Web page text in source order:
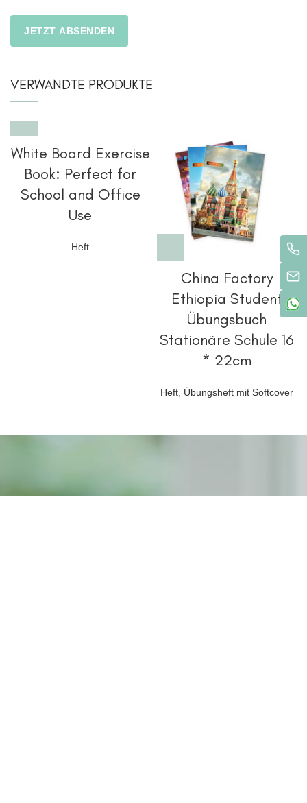
VERWANDTE PRODUKTE
White Board Exercise
Book: Perfect for
School and Office
Use
Heft
China Factory
Ethiopia Student
Übungsbuch
Stationäre Schule 16
* 22cm
Heft, Übungsheft mit Softcover